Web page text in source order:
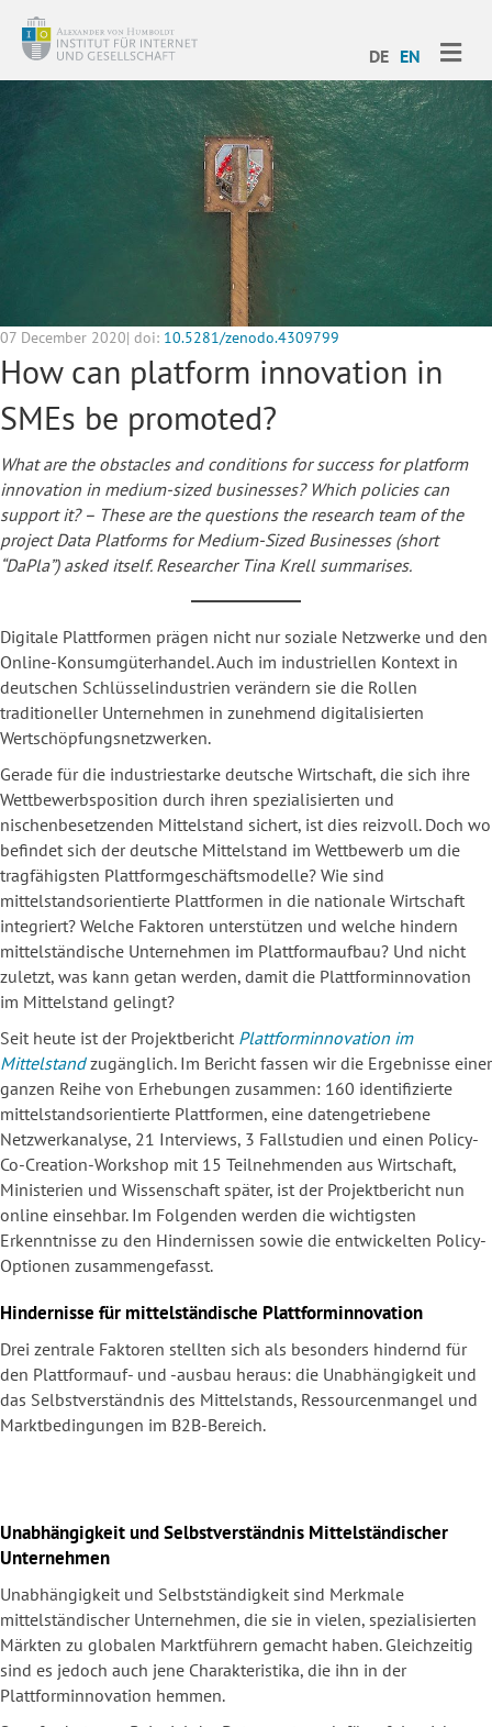
DE EN
07 December 2020| doi: 10.5281/zenodo.4309799
How can platform innovation in
SMEs be promoted?
What are the obstacles and conditions for success for platform
innovation in medium-sized businesses? Which policies can
support it? – These are the questions the research team of the
project Data Platforms for Medium-Sized Businesses (short
“DaPla”) asked itself. Researcher Tina Krell summarises.
Digitale Plattformen prägen nicht nur soziale Netzwerke und den
Online-Konsumgüterhandel. Auch im industriellen Kontext in
deutschen Schlüsselindustrien verändern sie die Rollen
traditioneller Unternehmen in zunehmend digitalisierten
Wertschöpfungsnetzwerken.
Gerade für die industriestarke deutsche Wirtschaft, die sich ihre
Wettbewerbsposition durch ihren spezialisierten und
nischenbesetzenden Mittelstand sichert, ist dies reizvoll. Doch wo
befindet sich der deutsche Mittelstand im Wettbewerb um die
tragfähigsten Plattformgeschäftsmodelle? Wie sind
mittelstandsorientierte Plattformen in die nationale Wirtschaft
integriert? Welche Faktoren unterstützen und welche hindern
mittelständische Unternehmen im Plattformaufbau? Und nicht
zuletzt, was kann getan werden, damit die Plattforminnovation
im Mittelstand gelingt?
Seit heute ist der Projektbericht Plattforminnovation im
Mittelstandzugänglich. Im Bericht fassen wir die Ergebnisse einer
ganzen Reihe von Erhebungen zusammen: 160 identifizierte
mittelstandsorientierte Plattformen, eine datengetriebene
Netzwerkanalyse, 21 Interviews, 3 Fallstudien und einen Policy-
Co-Creation-Workshop mit 15 Teilnehmenden aus Wirtschaft,
Ministerien und Wissenschaft später, ist der Projektbericht nun
online einsehbar. Im Folgenden werden die wichtigsten
Erkenntnisse zu den Hindernissen sowie die entwickelten Policy-
Optionen zusammengefasst.
Hindernisse für mittelständische Plattforminnovation
Drei zentrale Faktoren stellten sich als besonders hindernd für
den Plattformauf- und -ausbau heraus: die Unabhängigkeit und
das Selbstverständnis des Mittelstands, Ressourcenmangel und
Marktbedingungen im B2B-Bereich.
Unabhängigkeit und Selbstverständnis Mittelständischer
Unternehmen
Unabhängigkeit und Selbstständigkeit sind Merkmale
mittelständischer Unternehmen, die sie in vielen, spezialisierten
Märkten zu globalen Marktführern gemacht haben. Gleichzeitig
sind es jedoch auch jene Charakteristika, die ihn in der
Plattforminnovation hemmen.